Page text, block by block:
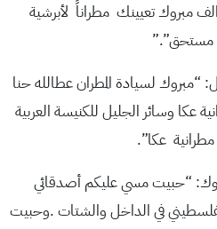
الف مبروك تعيينك مطراناً لأبرشية
“مبروك لسيادة المطران عطالله حنا
عكا وسائر الجليل للكنيسة العربية
عكا”.
“حبيت مسي عليكم أصدقائي
في الداخل والشتات .وحبيت